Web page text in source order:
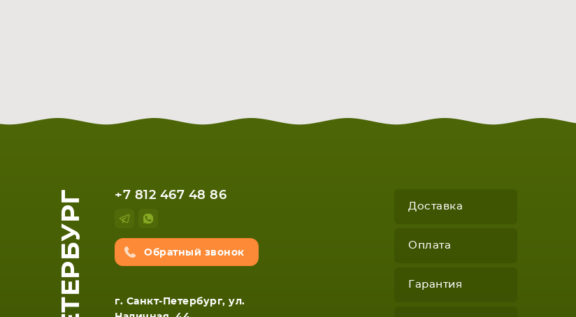
СМАРТФОНА
+7 812 467 48 86
Обратный звонок
г. Санкт-Петербург, ул.
Доставка
Оплата
Гарантия